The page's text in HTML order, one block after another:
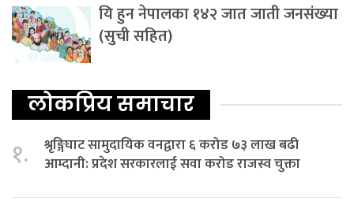
यि हुन नेपालका १४२ जात जाती जनसंख्या
(सुची सहित)
लोकप्रिय समाचार
१.
श्रृङ्गिघाट सामुदायिक वनद्वारा ६ करोड ७३ लाख बढी
आम्दानी: प्रदेश सरकारलाई सवा करोड राजस्व चुक्ता